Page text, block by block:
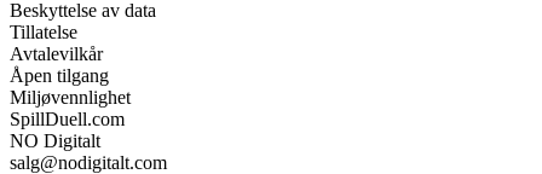
Beskyttelse av data
Tillatelse
Avtalevilkår
Åpen tilgang
Miljøvennlighet
SpillDuell.com
NO Digitalt
salg@nodigitalt.com